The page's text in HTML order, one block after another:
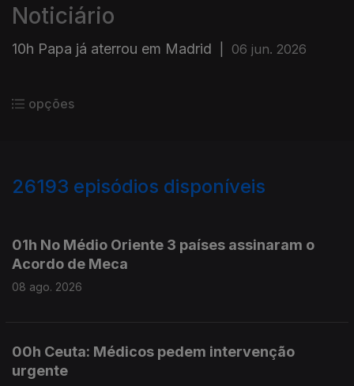
Noticiário
10h Papa já aterrou em Madrid 06 jun. 2026
opções
26193 episódios disponíveis
01h No Médio Oriente 3 países assinaram o
Acordo de Meca
08 ago. 2026
00h Ceuta: Médicos pedem intervenção
urgente